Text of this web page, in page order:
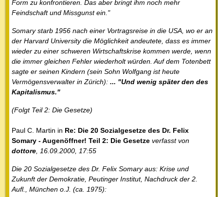
Form zu konfrontieren. Das aber bringt ihm noch mehr
Feindschaft und Missgunst ein."
Somary starb 1956 nach einer Vortragsreise in die USA, wo er an
der Harvard University die Möglichkeit andeutete, dass es immer
wieder zu einer schweren Wirtschaftskrise kommen werde, wenn
die immer gleichen Fehler wiederholt würden. Auf dem Totenbett
sagte er seinen Kindern (sein Sohn Wolfgang ist heute
Vermögensverwalter in Zürich): ... "Und wenig später den des
Kapitalismus."
(Folgt Teil 2: Die Gesetze)
Paul C. Martin in Re: Die 20 Sozialgesetze des Dr. Felix
Somary - Augenöffner! Teil 2: Die Gesetze verfasst von
dottore , 16.09.2000, 17:55
Die 20 Sozialgesetze des Dr. Felix Somary aus: Krise und
Zukunft der Demokratie, Peutinger Institut, Nachdruck der 2.
Aufl., München o.J. (ca. 1975):